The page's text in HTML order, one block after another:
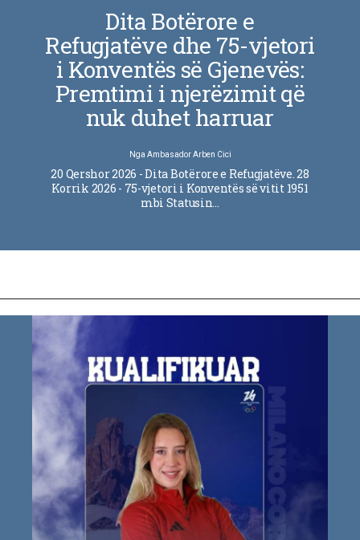
Dita Botërore e
Refugjatëve dhe 75-vjetori
i Konventës së Gjenevës:
Premtimi i njerëzimit që
nuk duhet harruar
Nga Ambasador Arben Cici
20 Qershor 2026 - Dita Botërore e Refugjatëve. 28
Korrik 2026 - 75-vjetori i Konventës së vitit 1951
mbi Statusin…